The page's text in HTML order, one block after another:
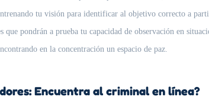
tu visión para identificar al objetivo correcto a
pondrán a prueba tu capacidad de observación en
en la concentración un espacio de paz.
Encuentra al criminal en línea?